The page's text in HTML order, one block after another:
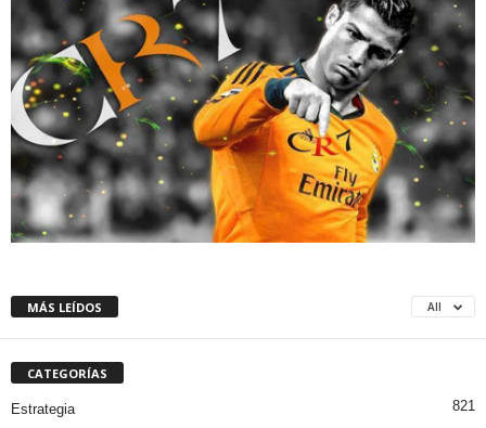
MÁS LEÍDOS All
CATEGORÍAS
Estrategia 821